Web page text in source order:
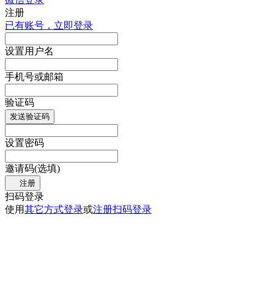
注册
已有账号，立即登录
设置用户名
手机号或邮箱
验证码
发送验证码
设置密码
邀请码(选填)
注册
扫码登录
使用其它方式登录或注册扫码登录